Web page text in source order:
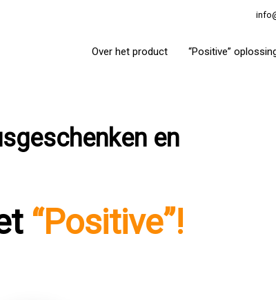
Over het product “Positive”
en
“Positive”!